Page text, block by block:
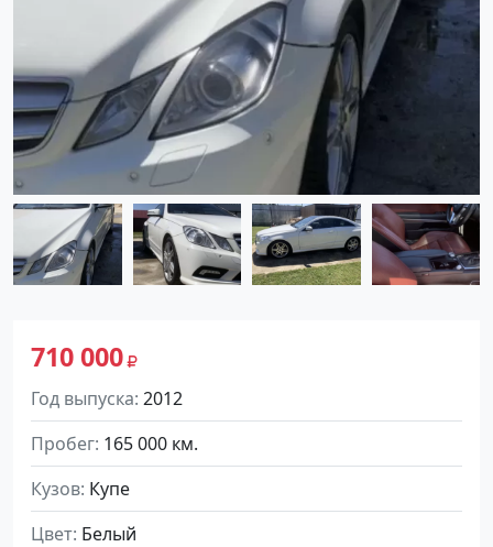
710 000
Год выпуска 2012
Пробег 165 000 км.
Кузов Купе
Цвет Белый